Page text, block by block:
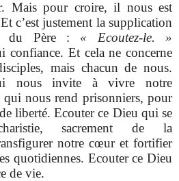
Mais pour croire, il nous est
c’est justement la supplication
du Père : « Ecoutez-le. »
confiance. Et cela ne concerne
mais chacun de nous.
nous invite à vivre notre
nous rend prisonniers, pour
liberté. Ecouter ce Dieu qui se
sacrement de la
notre cœur et fortifier
quotidiennes. Ecouter ce Dieu
de vie.